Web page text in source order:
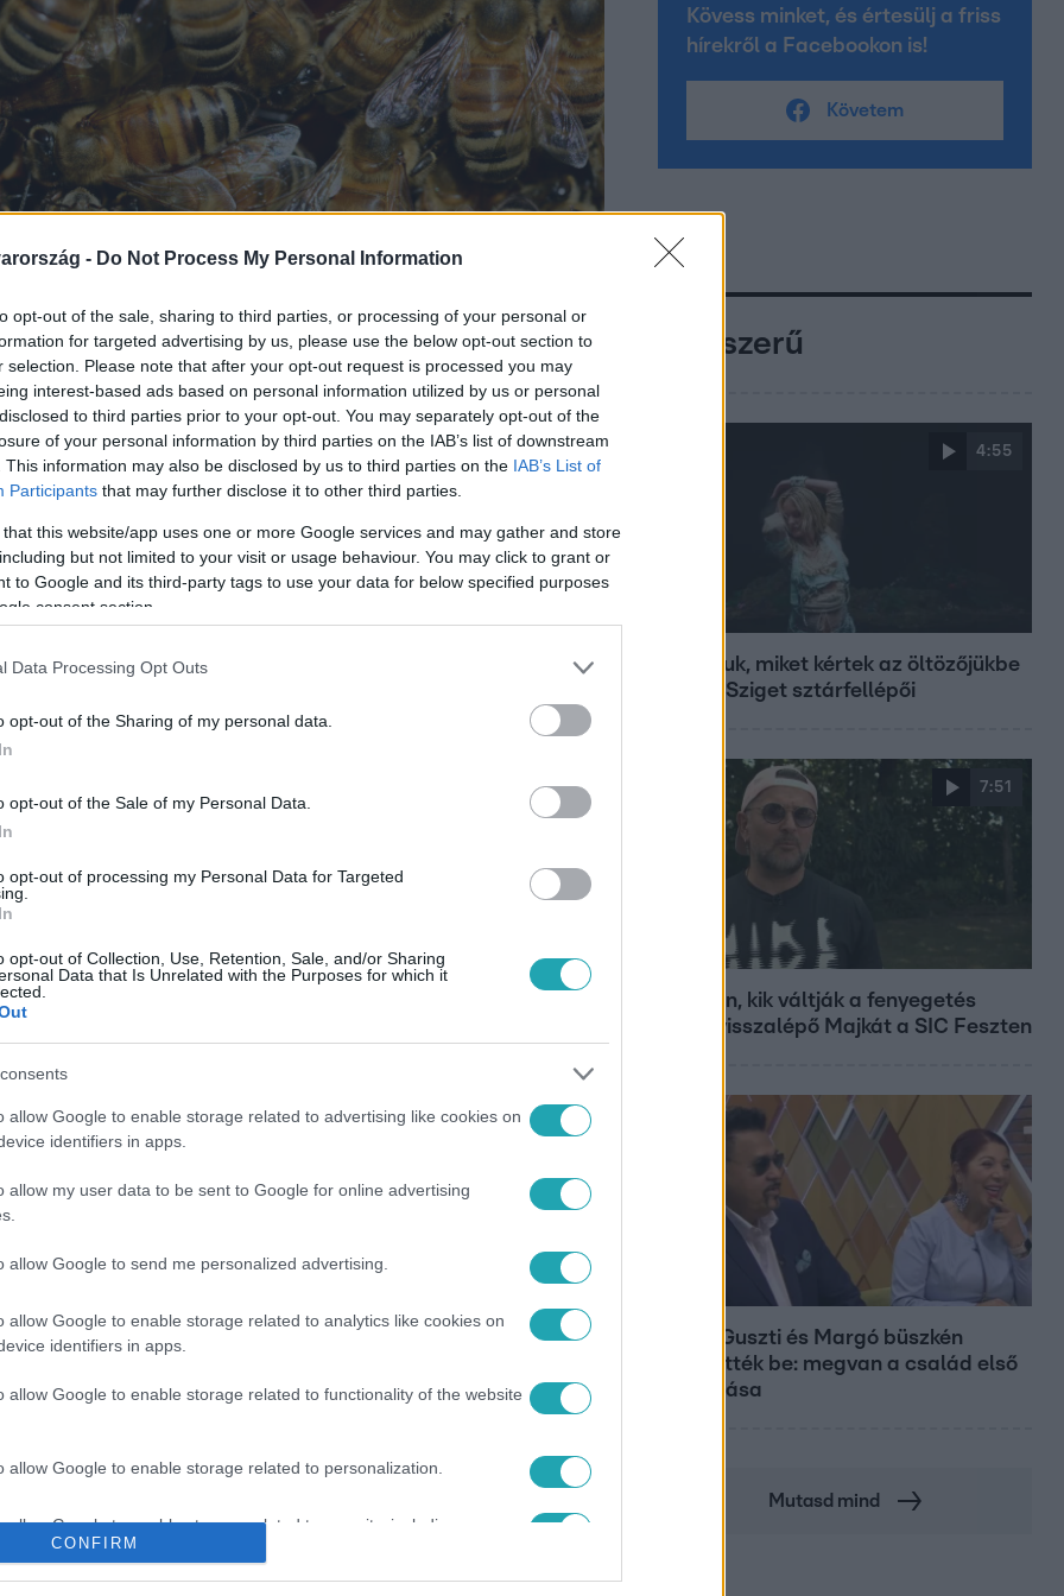
- Do Not Process My Personal Information
opt-out of the sale, sharing to third parties, or processing of your personal or
for targeted advertising by us, please use the below opt-out section to
selection. Please note that after your opt-out request is processed you may
interest-based ads based on personal information utilized by us or personal
to third parties prior to your opt-out. You may separately opt-out of the
of your personal information by third parties on the IAB’s list of downstream
This information may also be disclosed by us to third parties on the IAB’s List of
Participants that may further disclose it to other third parties.
that this website/app uses one or more Google services and may gather and store
but not limited to your visit or usage behaviour. You may click to grant or
to Google and its third-party tags to use your data for below specified purposes
consent section.
Data Processing Opt Outs
opt-out of the Sharing of my personal data.
opt-out of the Sale of my Personal Data.
opt-out of processing my Personal Data for Targeted
opt-out of Collection, Use, Retention, Sale, and/or Sharing
Data that Is Unrelated with the Purposes for which it
allow Google to enable storage related to advertising like cookies on
identifiers in apps.
allow my user data to be sent to Google for online advertising
allow Google to send me personalized advertising.
allow Google to enable storage related to analytics like cookies on
identifiers in apps.
allow Google to enable storage related to functionality of the website
allow Google to enable storage related to personalization.
allow Google to enable storage related to security, including
functionality and fraud prevention, and other user protection.
CONFIRM
az egyik szoba felől, három
alól.
legyen a Google-találatokban!
Kövess minket, és értesülj a friss
hírekről a Facebookon is!
Követem
Népszerű
4:55
Mutatjuk, miket kértek az öltözőjükbe
az idei Sziget sztárfellépői
7:51
Megvan, kik váltják a fenyegetés
miatt visszalépő Majkát a SIC Feszten
Bódig Guszti és Margó büszkén
jelentették be: megvan a család első
diplomása
Mutasd mind